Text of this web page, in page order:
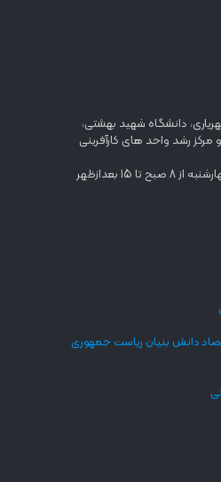
دانشگاه شهید بهشتی،
رشد واحد های کارآفرینی
15 بعدازظهر
دانش بنیان ریاست جمهوری